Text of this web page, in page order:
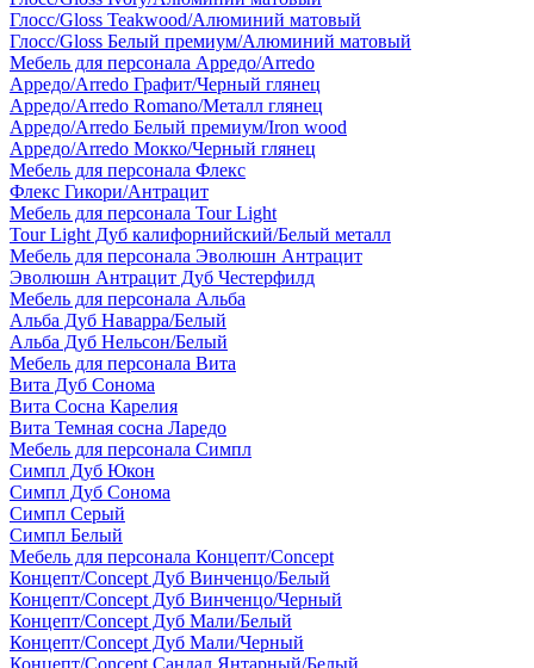
Глосс/Gloss Teakwood/Алюминий матовый
Глосс/Gloss Белый премиум/Алюминий матовый
Мебель для персонала Арредо/Arredo
Арредо/Arredo Графит/Черный глянец
Арредо/Arredo Romano/Металл глянец
Арредо/Arredo Белый премиум/Iron wood
Арредо/Arredo Мокко/Черный глянец
Мебель для персонала Флекс
Флекс Гикори/Антрацит
Мебель для персонала Tour Light
Tour Light Дуб калифорнийский/Белый металл
Мебель для персонала Эволюшн Антрацит
Эволюшн Антрацит Дуб Честерфилд
Мебель для персонала Альба
Альба Дуб Наварра/Белый
Альба Дуб Нельсон/Белый
Мебель для персонала Вита
Вита Дуб Сонома
Вита Сосна Карелия
Вита Темная сосна Ларедо
Мебель для персонала Симпл
Симпл Дуб Юкон
Симпл Дуб Сонома
Симпл Серый
Симпл Белый
Мебель для персонала Концепт/Concept
Концепт/Concept Дуб Винченцо/Белый
Концепт/Concept Дуб Винченцо/Черный
Концепт/Concept Дуб Мали/Белый
Концепт/Concept Дуб Мали/Черный
Концепт/Concept Сандал Янтарный/Белый